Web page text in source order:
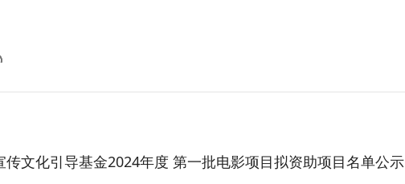
传文化引导基金2024年度 第一批电影项目拟资助项目名单公示